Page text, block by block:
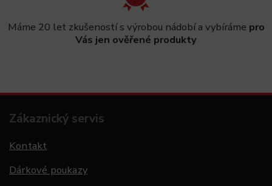
Máme 20 let zkušeností s výrobou nádobí a vybíráme pro
Vás jen ověřené produkty
Zákaznický servis
Kontakt
Dárkové poukazy